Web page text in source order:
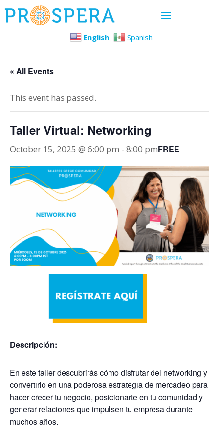
English Spanish
« All Events
This event has passed.
Taller Virtual: Networking
October 15, 2025 @ 6:00 pm - 8:00 pmFREE
Descripción:
En este taller descubrirás cómo disfrutar del networking y
convertirlo en una poderosa estrategia de mercadeo para
hacer crecer tu negocio, posicionarte en tu comunidad y
generar relaciones que impulsen tu empresa durante
muchos años.